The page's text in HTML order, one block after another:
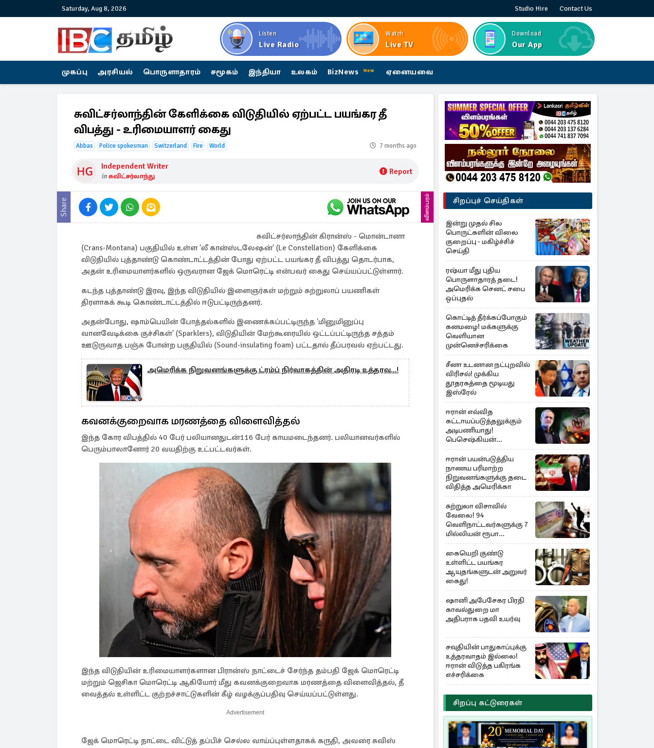
Saturday, Aug 8, 2026 Studio Hire Contact Us
Listen
Live Radio
Watch
Live TV
Download
Our App
முகப்பு அரசியல் பொருளாதாரம் சமூகம் இந்தியா உலகம் BizNews New ஏனையவை
சுவிட்சர்லாந்தின் கேளிக்கை விடுதியில் ஏற்பட்ட பயங்கர தீ
விபத்து - உரிமையாளர் கைது
Abbas Police spokesman Switzerland Fire World 7 months ago
Independent Writer
inசுவிட்சர்லாந்து Report
Share விளம்பரம்
சுவிட்சர்லாந்தின் கிரான்ஸ் - மொன்டானா
(Crans-Montana) பகுதியில் உள்ள 'லீ கான்ஸ்டலேஷன்' (Le Constellation) கேளிக்கை
விடுதியில் புத்தாண்டு கொண்டாட்டத்தின் போது ஏற்பட்ட பயங்கர தீ விபத்து தொடர்பாக,
அதன் உரிமையாளர்களில் ஒருவரான ஜேக் மொரெட்டி என்பவர் கைது செய்யப்பட்டுள்ளார்.
கடந்த புத்தாண்டு இரவு, இந்த விடுதியில் இளைஞர்கள் மற்றும் சுற்றுலாப் பயணிகள்
திரளாகக் கூடி கொண்டாட்டத்தில் ஈடுபட்டிருந்தனர்.
அதன்போது, ஷாம்பெயின் போத்தல்களில் இணைக்கப்பட்டிருந்த 'மினுமினுப்பு
வானவேடிக்கை குச்சிகள்' (Sparklers), விடுதியின் மேற்கூரையில் ஒட்டப்பட்டிருந்த சத்தம்
ஊடுருவாத பஞ்சு போன்ற பகுதியில் (Sound-insulating foam) பட்டதால் தீப்பரவல் ஏற்பட்டது.
அமெரிக்க நிறுவனங்களுக்கு ட்ரம்ப் நிர்வாகத்தின் அதிரடி உத்தரவு...!
கவனக்குறைவாக மரணத்தை விளைவித்தல்
இந்த கோர விபத்தில் 40 பேர் பலியானதுடன்116 பேர் காயமடைந்தனர். பலியானவர்களில்
பெரும்பாலானோர் 20 வயதிற்கு உட்பட்டவர்கள்.
இந்த விடுதியின் உரிமையாளர்களான பிரான்ஸ் நாட்டைச் சேர்ந்த தம்பதி ஜேக் மொரெட்டி
மற்றும் ஜெசிகா மொரெட்டி ஆகியோர் மீது கவனக்குறைவாக மரணத்தை விளைவித்தல், தீ
வைத்தல் உள்ளிட்ட குற்றச்சாட்டுகளின் கீழ் வழக்குப்பதிவு செய்யப்பட்டுள்ளது.
Advertisement
ஜேக் மொரெட்டி நாட்டை விட்டுத் தப்பிச் செல்ல வாய்ப்புள்ளதாகக் கருதி, அவரை சுவிஸ்
சிறப்புச் செய்திகள்
இன்று முதல் சில
பொருட்களின் விலை
குறைப்பு - மகிழ்ச்சிச்
செய்தி
ரஷ்யா மீது புதிய
பொருளாதாரத் தடை!
அமெரிக்க செனட் சபை
ஒப்புதல்
கொட்டித் தீர்க்கப்போகும்
கனமழை! மக்களுக்கு
வெளியான
முன்னெச்சரிக்கை
சீனா உடனான நட்புறவில்
விரிசல்! முக்கிய
தூதரகத்தை மூடியது
இஸ்ரேல்
ஈரான் எவ்வித
கட்டாயப்படுத்தலுக்கும்
அடிபணியாது!
பெசெஷ்கியன்
அறிவிப்பு
ஈரான் பயன்படுத்திய
நாணய பரிமாற்ற
நிறுவனங்களுக்கு தடை
விதித்த அமெரிக்கா
சுற்றுலா விசாவில்
வேலை! 94
வெளிநாட்டவர்களுக்கு 7
மில்லியன் ரூபா
அபராதம்
கையெறி குண்டு
உள்ளிட்ட பயங்கர
ஆயுதங்களுடன் அறுவர்
கைது!
ஷானி அபேசேகர பிரதி
காவல்துறை மா
அதிபராக பதவி உயர்வு
சவுதியின் பாதுகாப்புக்கு
உத்தரவாதம் இல்லை!
ஈரான் விடுத்த பகிரங்க
எச்சரிக்கை
சிறப்பு கட்டுரைகள்